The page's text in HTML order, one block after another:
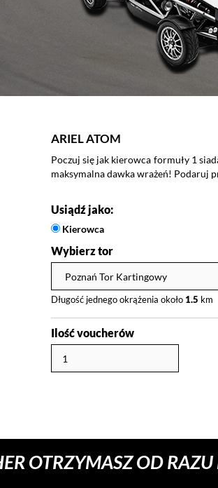
Atomem to
KTM X-BOW
Wybierz jazdę KTM X-BOW i
że poczujesz się jak prawdziwy
Usiądź jako:
Kierowca
Wybierz tor
Długość jednego okrążenia około 1.5 km
Ilość voucherów
OTRZYMASZ OD